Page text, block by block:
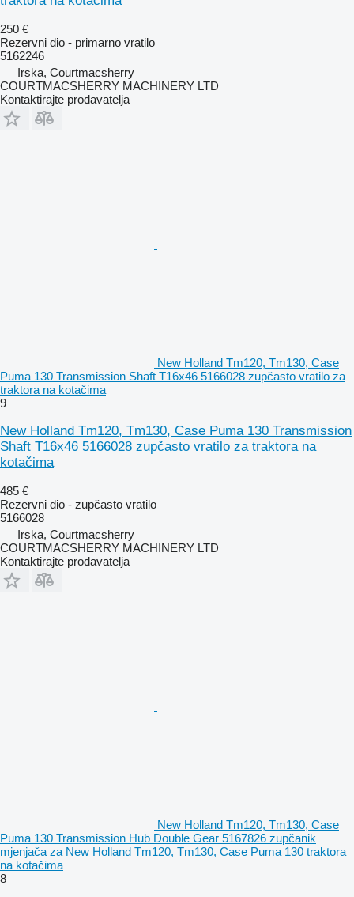
250 €
Rezervni dio - primarno vratilo
5162246
Irska, Courtmacsherry
COURTMACSHERRY MACHINERY LTD
Kontaktirajte prodavatelja
New Holland Tm120, Tm130, Case
Puma 130 Transmission Shaft T16x46 5166028 zupčasto vratilo za
traktora na kotačima
9
New Holland Tm120, Tm130, Case Puma 130 Transmission
Shaft T16x46 5166028 zupčasto vratilo za traktora na
kotačima
485 €
Rezervni dio - zupčasto vratilo
5166028
Irska, Courtmacsherry
COURTMACSHERRY MACHINERY LTD
Kontaktirajte prodavatelja
New Holland Tm120, Tm130, Case
Puma 130 Transmission Hub Double Gear 5167826 zupčanik
mjenjača za New Holland Tm120, Tm130, Case Puma 130 traktora
na kotačima
8